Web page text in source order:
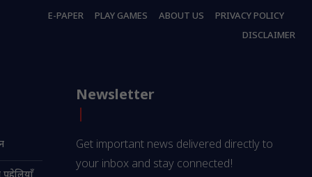
E-PAPER PLAY GAMES ABOUT US
PRIVACY POLICY
DISCLAIMER
Newsletter
Get important news delivered directly to
your inbox and stay connected!